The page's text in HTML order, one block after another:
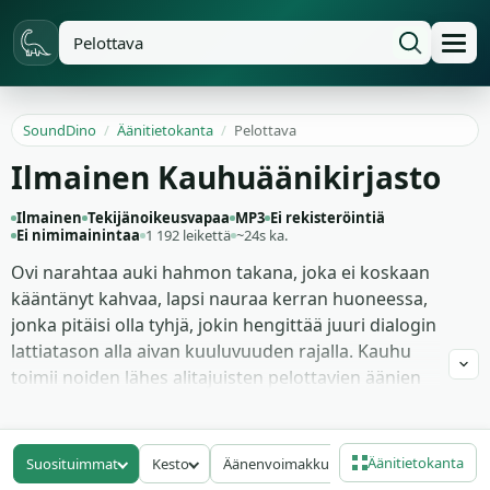
SoundDino / Äänitietokanta / Pelottava
Ilmainen Kauhuäänikirjasto
Ilmainen Tekijänoikeusvapaa MP3 Ei rekisteröintiä
Ei nimimainintaa 1 192 leikettä ~24s ka.
Ovi narahtaa auki hahmon takana, joka ei koskaan
kääntänyt kahvaa, lapsi nauraa kerran huoneessa,
jonka pitäisi olla tyhjä, jokin hengittää juuri dialogin
lattiatason alla aivan kuuluvuuden rajalla. Kauhu
toimii noiden lähes alitajuisten pelottavien äänien
scare-pamauksen, ja nämä 1192 leikettä tarjoavat
koko rekisterin: aavekuiskaukset käsityksen rajalla,
matalat hirviön murinat sub-bassossa, alienien
Suosituimmat Kesto Äänenvoimakkuus Bittinopeus
Äänitietokanta